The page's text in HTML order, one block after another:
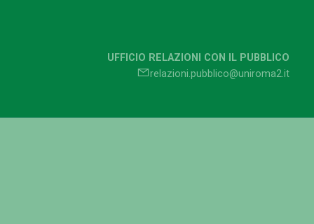
UFFICIO RELAZIONI CON IL PUBBLICO
relazioni.pubblico@uniroma2.it